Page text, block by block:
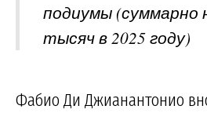
подиумы (суммарно
тысяч в 2025 году)
Фабио Ди Джианантонио